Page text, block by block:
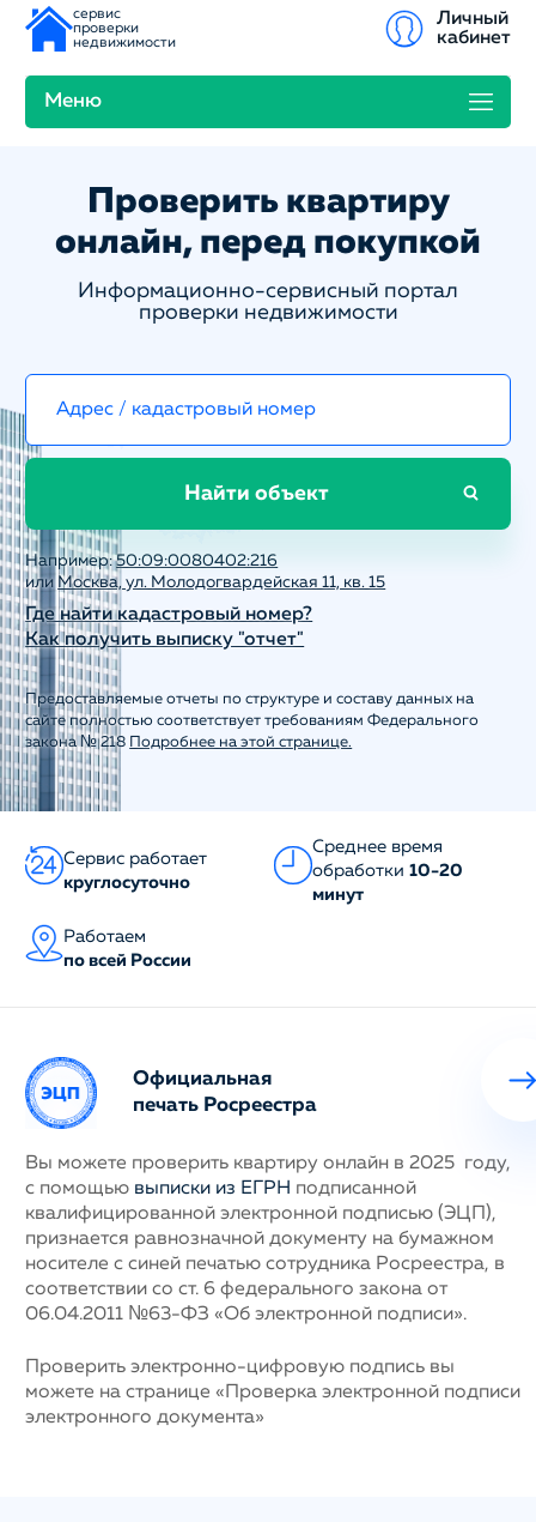
сервис
проверки
недвижимости
Меню
Личный
кабинет
Проверить квартиру
онлайн, перед покупкой
Информационно-сервисный портал
проверки недвижимости
Найти объект
Например:50:09:0080402:216
или Москва, ул. Молодогвардейская 11, кв. 15
Где найти кадастровый номер?
Как получить выписку "отчет"
Предоставляемые отчеты по структуре и составу данных на
сайте полностью соответствует требованиям Федерального
закона № 218 Подробнее на этой странице.
Сервис работает
круглосуточно
Среднее время
обработки 10-20
минут
Работаем
по всей России
Официальная
печать Росреестра
Вы можете проверить квартиру онлайн в 2025 году,
с помощью выписки из ЕГРН подписанной
квалифицированной электронной подписью (ЭЦП),
признается равнозначной документу на бумажном
носителе с синей печатью сотрудника Росреестра, в
соответствии со ст. 6 федерального закона от
06.04.2011 №63-ФЗ «Об электронной подписи».
Проверить электронно-цифровую подпись вы
можете на странице «Проверка электронной подписи
электронного документа»